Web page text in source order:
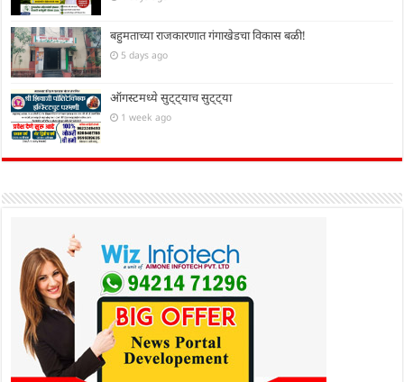
बहुमताच्या राजकारणात गंगाखेडचा विकास बळी!
5 days ago
ऑगस्टमध्ये सुट्ट्याच सुट्ट्या
1 week ago